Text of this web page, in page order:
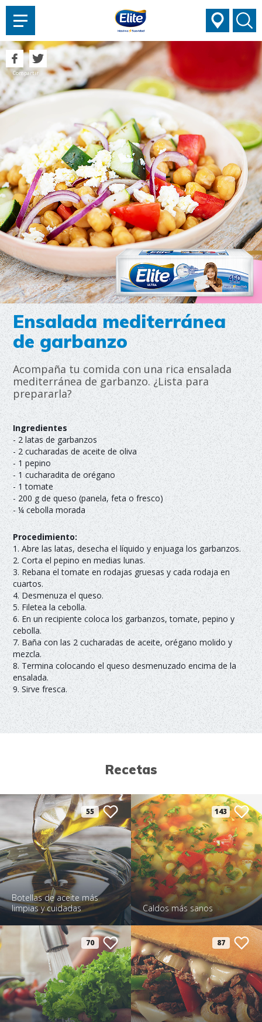
Ensalada mediterránea
de garbanzo
Acompaña tu comida con una rica ensalada
mediterránea de garbanzo. ¿Lista para
prepararla?
Compartir
Ingredientes
- 2 latas de garbanzos
- 2 cucharadas de aceite de oliva
- 1 pepino
- 1 cucharadita de orégano
- 1 tomate
- 200 g de queso (panela, feta o fresco)
- ¼ cebolla morada
Procedimiento:
1. Abre las latas, desecha el líquido y enjuaga los garbanzos.
2. Corta el pepino en medias lunas.
3. Rebana el tomate en rodajas gruesas y cada rodaja en
cuartos.
4. Desmenuza el queso.
5. Filetea la cebolla.
6. En un recipiente coloca los garbanzos, tomate, pepino y
cebolla.
7. Baña con las 2 cucharadas de aceite, orégano molido y
mezcla.
8. Termina colocando el queso desmenuzado encima de la
ensalada.
9. Sirve fresca.
Recetas
55
Botellas de aceite más
limpias y cuidadas
143
Caldos más sanos
70 87